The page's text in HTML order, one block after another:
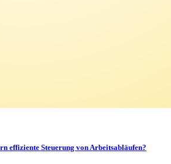
effiziente Steuerung von Arbeitsabläufen?